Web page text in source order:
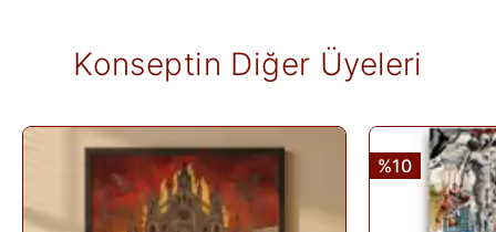
mümkün olmayan ürünlerde iade kabul edilmez. Ayıplı ürünler,
teslim sırasında kargo tutanağı ile belgelenmediği sürece iade
ve ürüne göre değişiklik gösterebilir; bu bilgiler ürün
açıklamalarında yer alır.
İade edilen ürünler, iade şartlarına uygun olduğu takdirde 10
gün içinde bankanıza iletilir. İade sürecini başlatmak için lütfen
İade Formu
'nu doldurunuz veya Siparişlerim
sayfasından
Konseptin Diğer Üyeleri
%10